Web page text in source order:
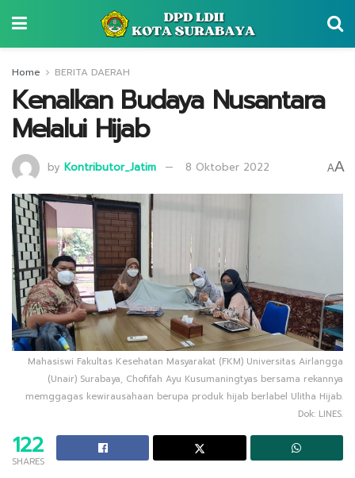
Home BERITA DAERAH
Kenalkan Budaya Nusantara
Melalui Hijab
by Kontributor_Jatim 8 Oktober 2022 AA
Mahasiswi Fakultas Kesehatan Masyarakat (FKM) Universitas Airlangga
(Unair) Surabaya, Chofifah Ayu Kusumaningtyas bersama rekannya
memggagas kewirausahaan berupa produk hijab berlabel Ulitha Hijab.
Dok: LINES.
122
SHARES